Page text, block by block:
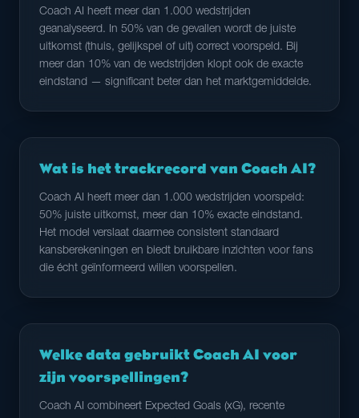
Coach AI heeft meer dan 1.000 wedstrijden
geanalyseerd. In 50% van de gevallen wordt de juiste
uitkomst (thuis, gelijkspel of uit) correct voorspeld. Bij
meer dan 10% van de wedstrijden klopt ook de exacte
eindstand — significant beter dan het marktgemiddelde.
Wat is het trackrecord van Coach AI?
Coach AI heeft meer dan 1.000 wedstrijden voorspeld:
50% juiste uitkomst, meer dan 10% exacte eindstand.
Het model verslaat daarmee consistent standaard
kansberekeningen en biedt bruikbare inzichten voor fans
die écht geïnformeerd willen voorspellen.
Welke data gebruikt Coach AI voor
zijn voorspellingen?
Coach AI combineert Expected Goals (xG), recente